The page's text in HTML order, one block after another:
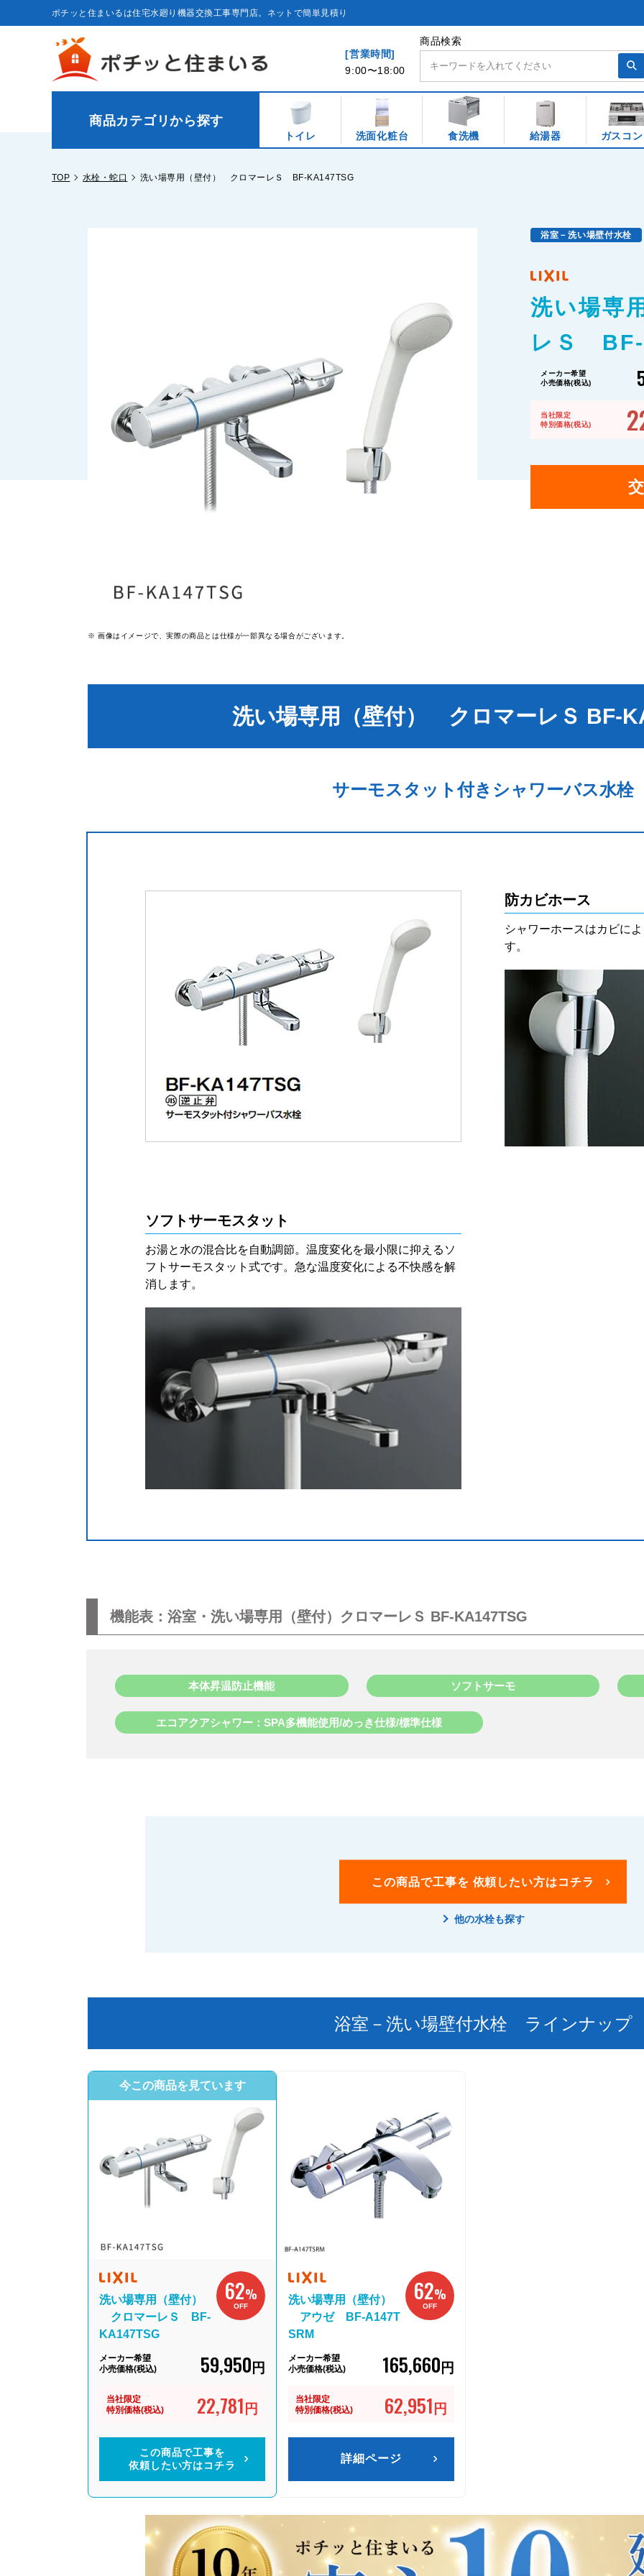
ポチッと住まいるは住宅水廻り機器交換工事専門店。ネットで簡単見積り
[営業時間]
9:00〜18:00
商品検索
商品カテゴリから探す
トイレ 洗面化粧台 食洗機 給湯器 ガスコン
TOP 水栓・蛇口 洗い場専用（壁付） クロマーレＳ BF-KA147TSG
画像はイメージで、実際の商品とは仕様が一部異なる場合がございます。
浴室－洗い場壁付水栓
洗い場専
レＳ BF-
メーカー希望
小売価格(税込)
当社限定
特別価格(税込)
洗い場専用（壁付） クロマーレＳ BF-
サーモスタット付きシャワーバス水栓
防カビホース
シャワーホースはカビに
す。
ソフトサーモスタット
お湯と水の混合比を自動調節。温度変化を最小限に抑えるソ
フトサーモスタット式です。急な温度変化による不快感を解
消します。
機能表：浴室・洗い場専用（壁付）クロマーレＳ BF-KA147TSG
本体昇温防止機能 ソフトサーモ
エコアクアシャワー：SPA多機能使用/めっき仕様/標準仕様
この商品で工事を 依頼したい方はコチラ
他の水栓も探す
浴室－洗い場壁付水栓 ラインナップ
62%
OFF
洗い場専用（壁付）
クロマーレＳ BF-
KA147TSG
メーカー希望
小売価格(税込)
59,950 円
当社限定
特別価格(税込)
22,781 円
この商品で工事を
依頼したい方はコチラ
62%
OFF
洗い場専用（壁付）
アウゼ BF-A147T
SRM
メーカー希望
小売価格(税込)
165,660 円
当社限定
特別価格(税込)
62,951 円
詳細ページ